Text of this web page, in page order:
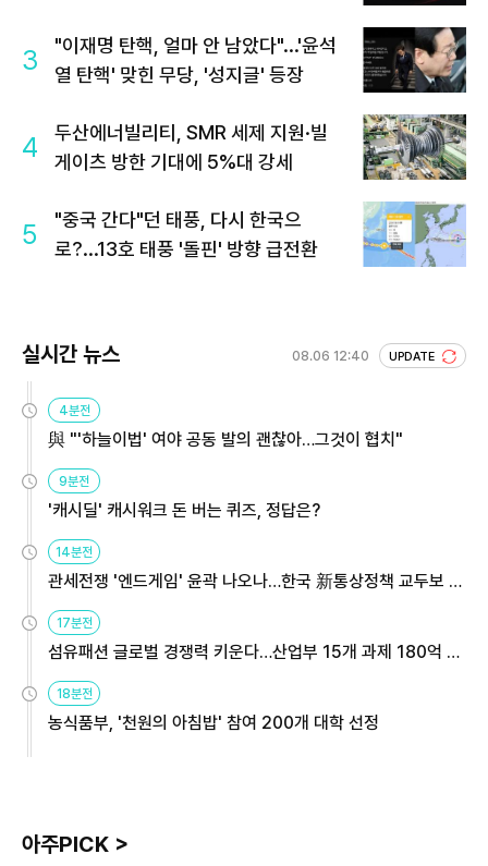
3
"이재명 탄핵, 얼마 안 남았다"...'윤석
열 탄핵' 맞힌 무당, '성지글' 등장
4
두산에너빌리티, SMR 세제 지원·빌
게이츠 방한 기대에 5%대 강세
5
"중국 간다"던 태풍, 다시 한국으
로?...13호 태풍 '돌핀' 방향 급전환
실시간 뉴스 08.06 12:40 UPDATE
4분전
與 "'하늘이법' 여야 공동 발의 괜찮아…그것이 협치"
9분전
'캐시딜' 캐시워크 돈 버는 퀴즈, 정답은?
14분전
관세전쟁 '엔드게임' 윤곽 나오나…한국 新통상정책 교두보 활
용해야
17분전
섬유패션 글로벌 경쟁력 키운다…산업부 15개 과제 180억 지
원
18분전
농식품부, '천원의 아침밥' 참여 200개 대학 선정
아주PICK >